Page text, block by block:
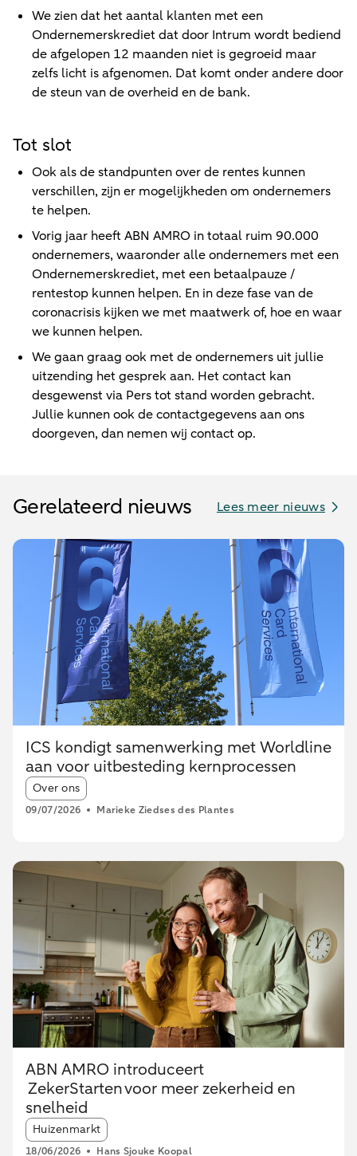
We zien dat het aantal klanten met een
Ondernemerskrediet dat door Intrum wordt bediend
de afgelopen 12 maanden niet is gegroeid maar
zelfs licht is afgenomen. Dat komt onder andere door
de steun van de overheid en de bank.
Tot slot
Ook als de standpunten over de rentes kunnen
verschillen, zijn er mogelijkheden om ondernemers
te helpen.
Vorig jaar heeft ABN AMRO in totaal ruim 90.000
ondernemers, waaronder alle ondernemers met een
Ondernemerskrediet, met een betaalpauze /
rentestop kunnen helpen. En in deze fase van de
coronacrisis kijken we met maatwerk of, hoe en waar
we kunnen helpen.
We gaan graag ook met de ondernemers uit jullie
uitzending het gesprek aan. Het contact kan
desgewenst via Pers tot stand worden gebracht.
Jullie kunnen ook de contactgegevens aan ons
doorgeven, dan nemen wij contact op.
Gerelateerd nieuws Lees meer nieuws
ICS kondigt samenwerking met Worldline
aan voor uitbesteding kernprocessen
Article tags:
Over ons
09/07/2026 Marieke Ziedses des Plantes
ABN AMRO introduceert
ZekerStarten voor meer zekerheid en
snelheid
Article tags:
Huizenmarkt
18/06/2026 Hans Sjouke Koopal